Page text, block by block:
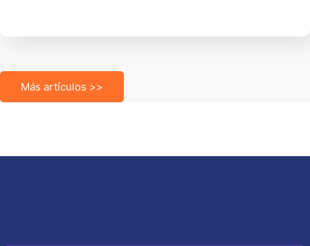
Más artículos >>